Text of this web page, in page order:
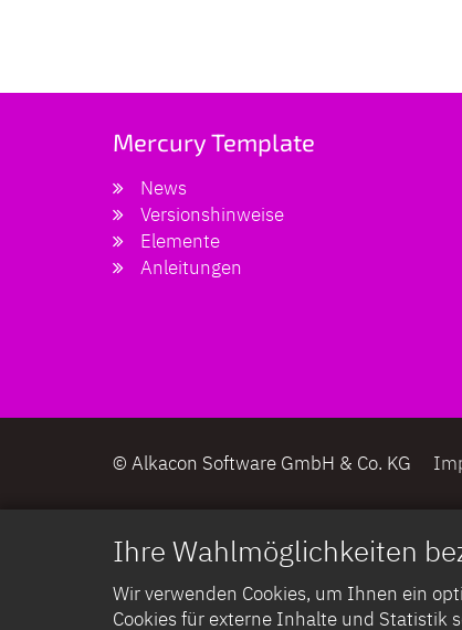
Ihre Wahlmöglichkeiten
Wir verwenden Cookies, um Ihnen ein
Cookies für externe Inhalte und Statistik
Mercury Template
News
Versionshinweise
Elemente
Anleitungen
© Alkacon Software GmbH & Co. KG